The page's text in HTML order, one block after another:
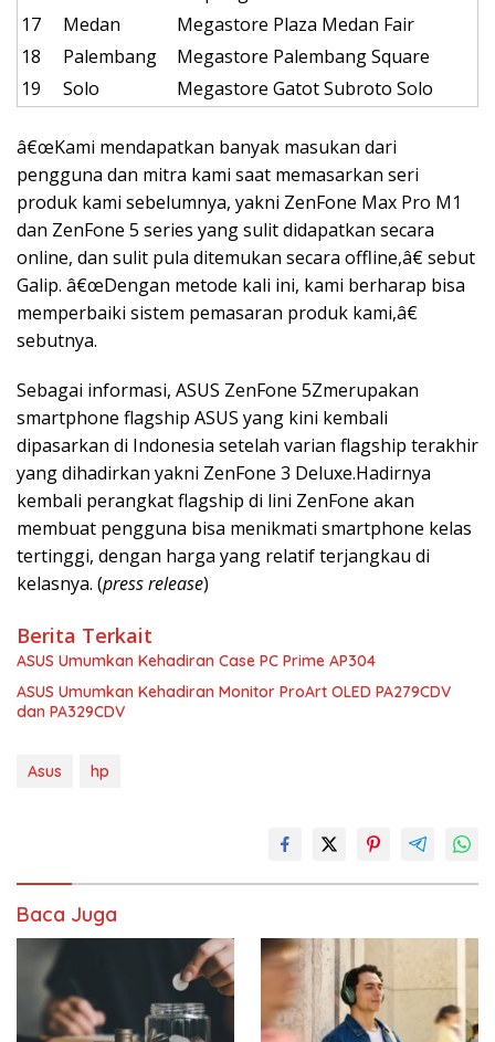
17
Medan
Megastore Plaza Medan Fair
18
Palembang
Megastore Palembang Square
19
Solo Megastore Gatot Subroto Solo
â€œKami mendapatkan banyak masukan dari
pengguna dan mitra kami saat memasarkan seri
produk kami sebelumnya, yakni ZenFone Max Pro M1
dan ZenFone 5 series yang sulit didapatkan secara
online, dan sulit pula ditemukan secara offline,â€ sebut
Galip. â€œDengan metode kali ini, kami berharap bisa
memperbaiki sistem pemasaran produk kami,â€
sebutnya.
Sebagai informasi, ASUS ZenFone 5Zmerupakan
smartphone flagship ASUS yang kini kembali
dipasarkan di Indonesia setelah varian flagship terakhir
yang dihadirkan yakni ZenFone 3 Deluxe.Hadirnya
kembali perangkat flagship di lini ZenFone akan
membuat pengguna bisa menikmati smartphone kelas
tertinggi, dengan harga yang relatif terjangkau di
kelasnya. (press release)
Berita Terkait
ASUS Umumkan Kehadiran Case PC Prime AP304
ASUS Umumkan Kehadiran Monitor ProArt OLED PA279CDV
dan PA329CDV
Asus hp
Baca Juga